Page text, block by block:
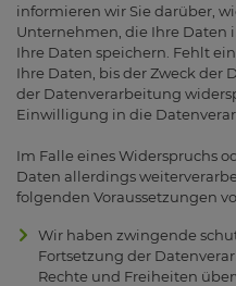
informieren wir Sie darüber,
Unternehmen, die Ihre Daten
Ihre Daten speichern. Fehlt
Ihre Daten, bis der Zweck der
der Datenverarbeitung
Einwilligung in die
Im Falle eines Widerspruchs
Daten allerdings
folgenden Voraussetzungen
Wir haben zwingende
Fortsetzung der
Rechte und Freiheiten